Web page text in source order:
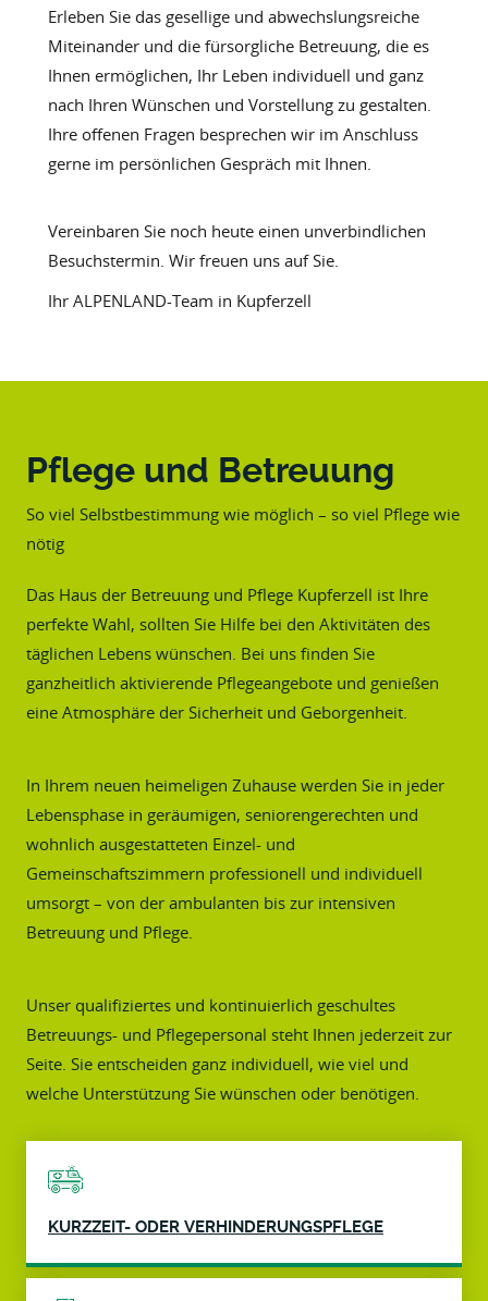
Erleben Sie das gesellige und abwechslungsreiche
Miteinander und die fürsorgliche Betreuung, die es
Ihnen ermöglichen, Ihr Leben individuell und ganz
nach Ihren Wünschen und Vorstellung zu gestalten.
Ihre offenen Fragen besprechen wir im Anschluss
gerne im persönlichen Gespräch mit Ihnen.
Vereinbaren Sie noch heute einen unverbindlichen
Besuchstermin. Wir freuen uns auf Sie.
Ihr ALPENLAND-Team in Kupferzell
Pflege und Betreuung
So viel Selbstbestimmung wie möglich – so viel Pflege wie
nötig
Das Haus der Betreuung und Pflege Kupferzell ist Ihre
perfekte Wahl, sollten Sie Hilfe bei den Aktivitäten des
täglichen Lebens wünschen. Bei uns finden Sie
ganzheitlich aktivierende Pflegeangebote und genießen
eine Atmosphäre der Sicherheit und Geborgenheit.
In Ihrem neuen heimeligen Zuhause werden Sie in jeder
Lebensphase in geräumigen, seniorengerechten und
wohnlich ausgestatteten Einzel- und
Gemeinschaftszimmern professionell und individuell
umsorgt – von der ambulanten bis zur intensiven
Betreuung und Pflege.
Unser qualifiziertes und kontinuierlich geschultes
Betreuungs- und Pflegepersonal steht Ihnen jederzeit zur
Seite. Sie entscheiden ganz individuell, wie viel und
welche Unterstützung Sie wünschen oder benötigen.
KURZZEIT- ODER VERHINDERUNGSPFLEGE